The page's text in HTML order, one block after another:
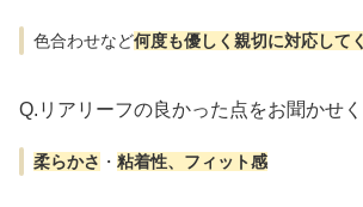
色合わせなど何度も優しく親切に対応して
Q.リアリーフの良かった点をお聞かせく
柔らかさ ・ 粘着性、フィット感